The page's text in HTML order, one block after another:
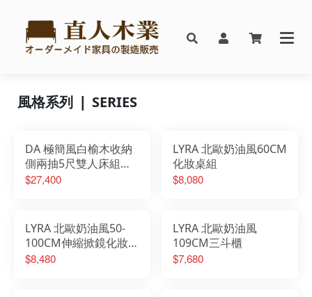
風格系列 ❘ SERIES
DA 極簡風白榆木收納
側兩抽5尺雙人床組搭
配床邊櫃
$27,400
LYRA 北歐奶油風60CM
化妝桌組
$8,080
LYRA 北歐奶油風50-
100CM伸縮掀鏡化妝桌
椅組
$8,480
LYRA 北歐奶油風
109CM三斗櫃
$7,680